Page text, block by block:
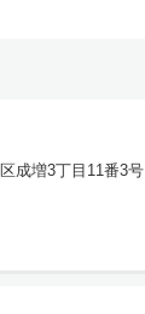
成増3丁目11番